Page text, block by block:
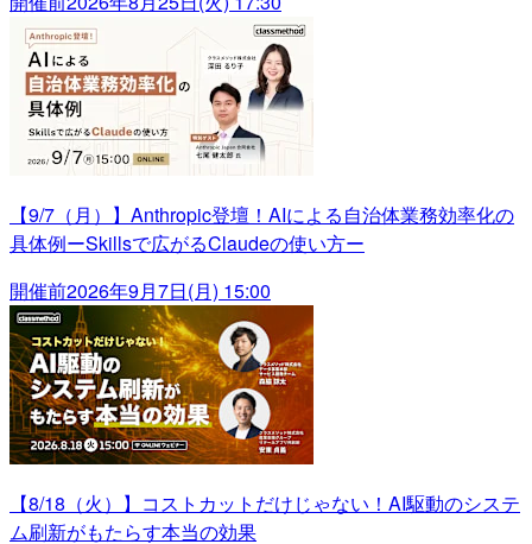
【9/7（月）】Anthropic登壇！AIによる自治体業務効率化の
具体例ーSkillsで広がるClaudeの使い方ー
開催前2026年9月7日(月) 15:00
【8/18（火）】コストカットだけじゃない！AI駆動のシステ
ム刷新がもたらす本当の効果